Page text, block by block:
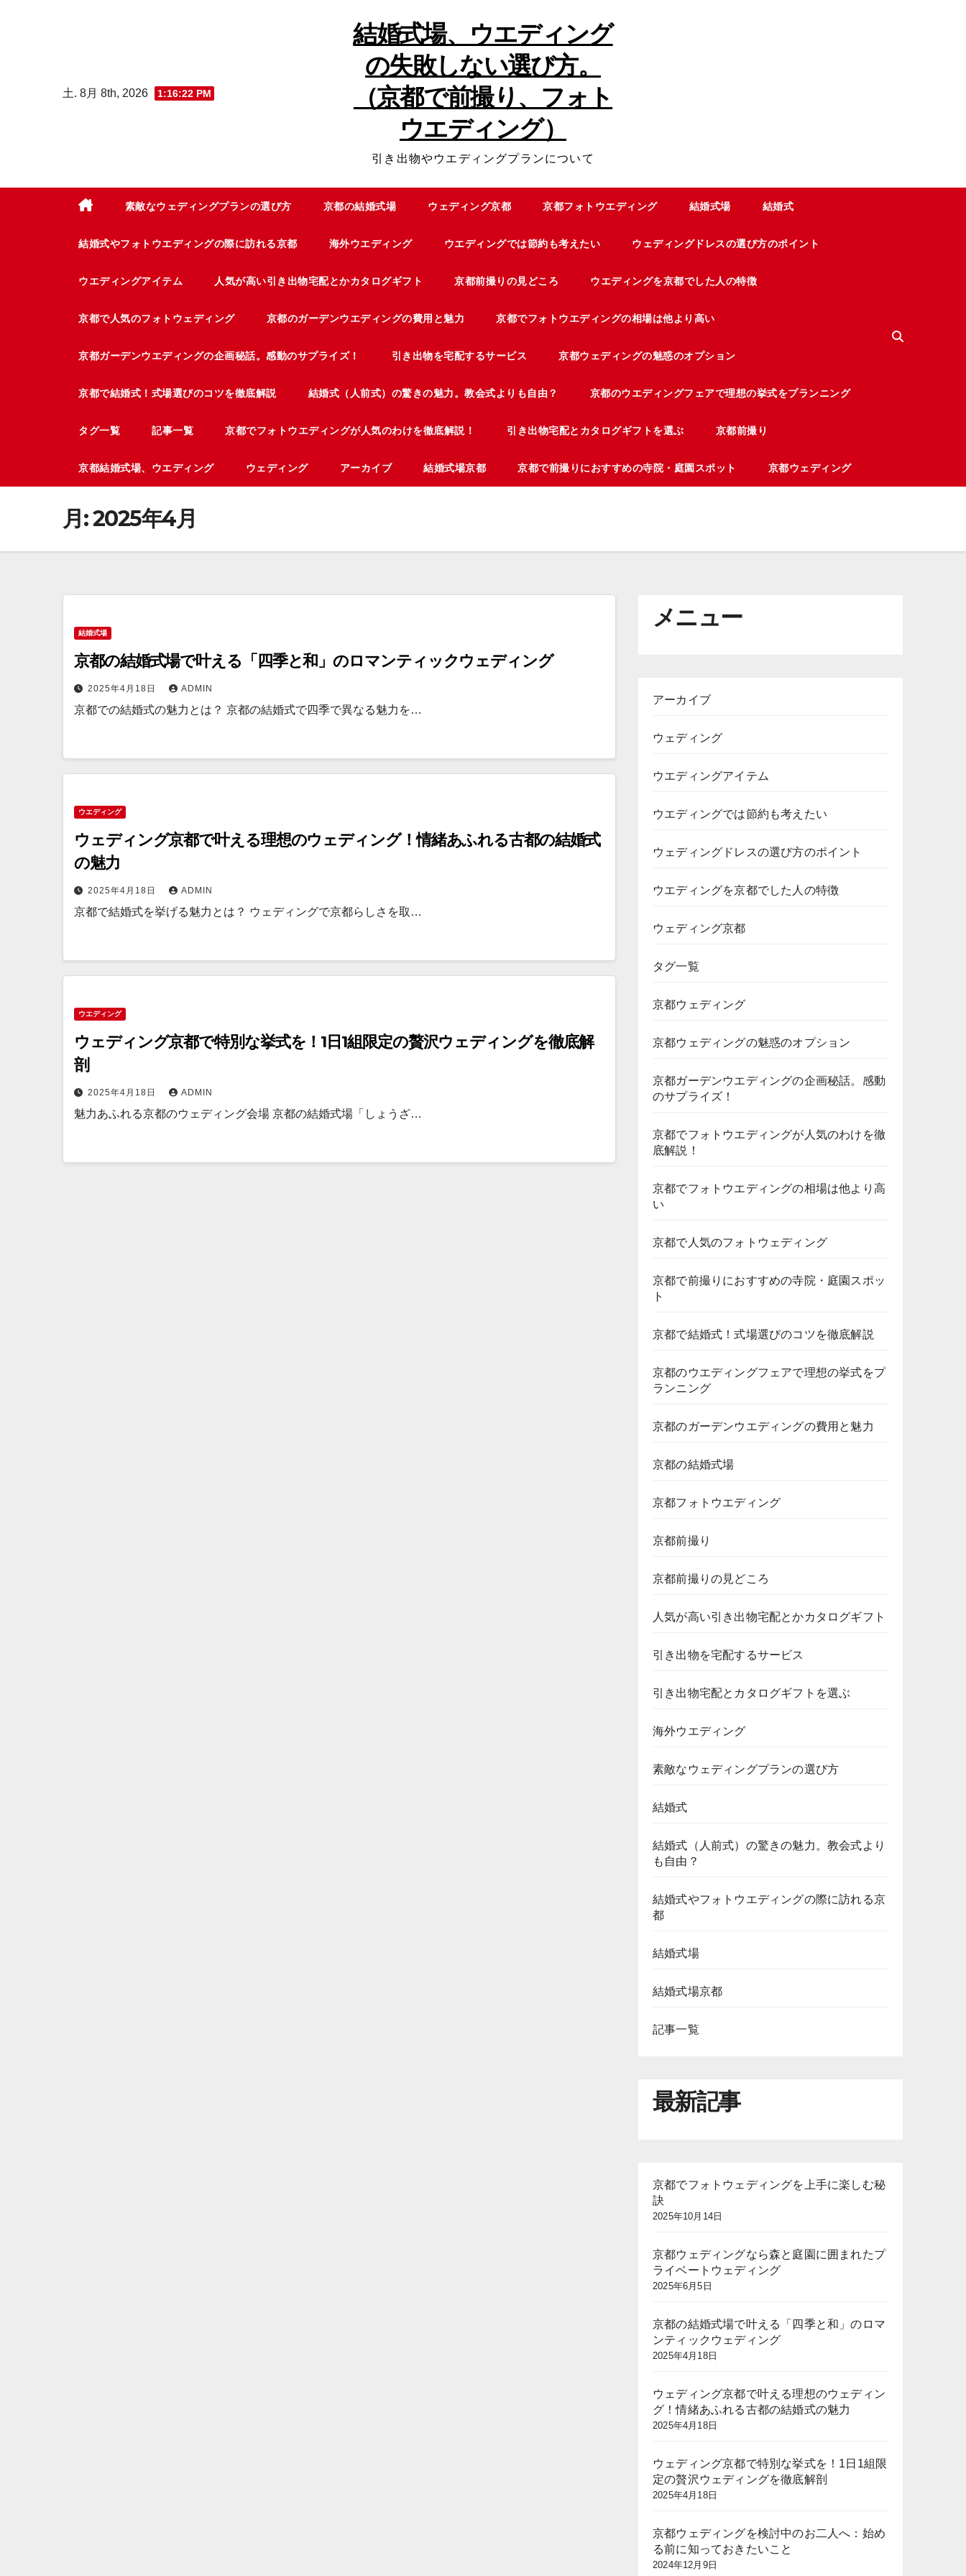
土. 8月 8th, 2026 1:16:23 PM
結婚式場、ウエディング
の失敗しない選び方。
（京都で前撮り、フォト
ウエディング）
引き出物やウエディングプランについて
素敵なウェディングプランの選び方 京都の結婚式場 ウェディング京都 京都フォトウエディング 結婚式場 結婚式
結婚式やフォトウエディングの際に訪れる京都 海外ウエディング ウエディングでは節約も考えたい ウェディングドレスの選び方のポイント
ウエディングアイテム 人気が高い引き出物宅配とかカタログギフト 京都前撮りの見どころ ウエディングを京都でした人の特徴
京都で人気のフォトウェディング 京都のガーデンウエディングの費用と魅力 京都でフォトウエディングの相場は他より高い
京都ガーデンウエディングの企画秘話。感動のサプライズ！ 引き出物を宅配するサービス 京都ウェディングの魅惑のオプション
京都で結婚式！式場選びのコツを徹底解説 結婚式（人前式）の驚きの魅力。教会式よりも自由？ 京都のウエディングフェアで理想の挙式をプランニング
タグ一覧 記事一覧 京都でフォトウエディングが人気のわけを徹底解説！ 引き出物宅配とカタログギフトを選ぶ 京都前撮り
京都結婚式場、ウエディング ウェディング アーカイブ 結婚式場京都 京都で前撮りにおすすめの寺院・庭園スポット 京都ウェディング
月:2025年4月
結婚式場
京都の結婚式場で叶える「四季と和」のロマンティックウェディング
2025年4月18日 ADMIN
京都での結婚式の魅力とは？ 京都の結婚式で四季で異なる魅力を…
ウエディング
ウェディング京都で叶える理想のウェディング！情緒あふれる古都の結婚式
の魅力
2025年4月18日 ADMIN
京都で結婚式を挙げる魅力とは？ ウェディングで京都らしさを取…
ウエディング
ウェディング京都で特別な挙式を！1日1組限定の贅沢ウェディングを徹底解
剖
2025年4月18日 ADMIN
魅力あふれる京都のウェディング会場 京都の結婚式場「しょうざ…
メニュー
アーカイブ
ウェディング
ウエディングアイテム
ウエディングでは節約も考えたい
ウェディングドレスの選び方のポイント
ウエディングを京都でした人の特徴
ウェディング京都
タグ一覧
京都ウェディング
京都ウェディングの魅惑のオプション
京都ガーデンウエディングの企画秘話。感動
のサプライズ！
京都でフォトウエディングが人気のわけを徹
底解説！
京都でフォトウエディングの相場は他より高
い
京都で人気のフォトウェディング
京都で前撮りにおすすめの寺院・庭園スポッ
ト
京都で結婚式！式場選びのコツを徹底解説
京都のウエディングフェアで理想の挙式をプ
ランニング
京都のガーデンウエディングの費用と魅力
京都の結婚式場
京都フォトウエディング
京都前撮り
京都前撮りの見どころ
人気が高い引き出物宅配とかカタログギフト
引き出物を宅配するサービス
引き出物宅配とカタログギフトを選ぶ
海外ウエディング
素敵なウェディングプランの選び方
結婚式
結婚式（人前式）の驚きの魅力。教会式より
も自由？
結婚式やフォトウエディングの際に訪れる京
都
結婚式場
結婚式場京都
記事一覧
最新記事
京都でフォトウェディングを上手に楽しむ秘
訣
2025年10月14日
京都ウェディングなら森と庭園に囲まれたプ
ライベートウェディング
2025年6月5日
京都の結婚式場で叶える「四季と和」のロマ
ンティックウェディング
2025年4月18日
ウェディング京都で叶える理想のウェディン
グ！情緒あふれる古都の結婚式の魅力
2025年4月18日
ウェディング京都で特別な挙式を！1日1組限
定の贅沢ウェディングを徹底解剖
2025年4月18日
京都ウェディングを検討中のお二人へ：始め
る前に知っておきたいこと
2024年12月9日